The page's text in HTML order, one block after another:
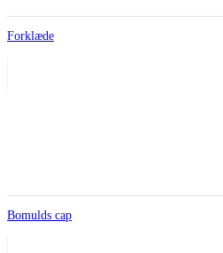
Forklæde
Bomulds cap